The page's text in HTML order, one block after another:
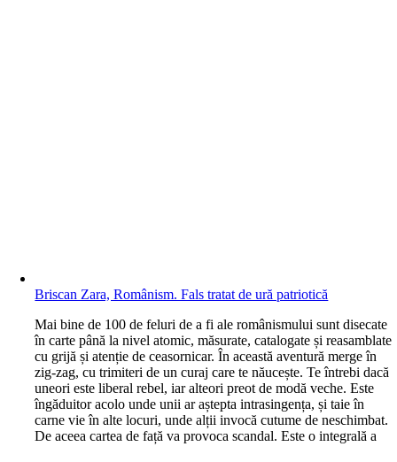
Briscan Zara, Românism. Fals tratat de ură patriotică
Mai bine de 100 de feluri de a fi ale românismului sunt disecate
în carte până la nivel atomic, măsurate, catalogate și reasamblate
cu grijă și atenție de ceasornicar. În această aventură merge în
zig-zag, cu trimiteri de un curaj care te năucește. Te întrebi dacă
uneori este liberal rebel, iar alteori preot de modă veche. Este
îngăduitor acolo unde unii ar aștepta intrasingența, și taie în
carne vie în alte locuri, unde alții invocă cutume de neschimbat.
De aceea cartea de față va provoca scandal. Este o integrală a